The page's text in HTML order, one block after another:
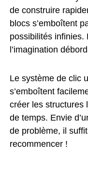
de construire
blocs s’emboîtent
possibilités infinies.
l’imagination
Le système de clic
s’emboîtent
créer les structures
de temps. Envie
de problème, il
recommencer !